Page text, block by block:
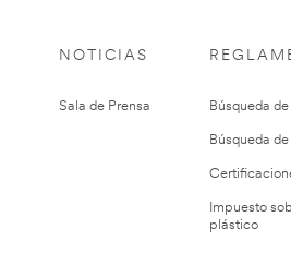
NOTICIAS
Sala de Prensa Búsqueda de
Búsqueda
Impuesto
plástico